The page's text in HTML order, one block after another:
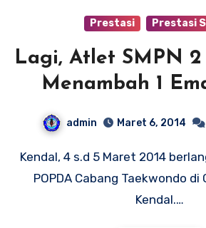
Prestasi Prestasi
Lagi, Atlet SMPN 2
Menambah 1
Perak Cabang
admin Maret 6, 2014
Kendal, 4 s.d 5 Maret 2014 berlangsung Kejuaraan
POPDA Cabang Taekwondo di
Kendal.…